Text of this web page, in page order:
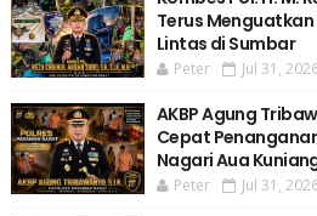
Terus
Lintas di Sumbar
Peter Jul 31,
AKBP Agung
Cepat
Nagari Aua
Peter Jul 31,